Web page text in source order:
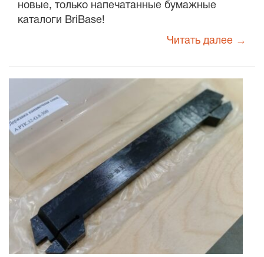
новые, только напечатанные бумажные
каталоги BriBase!
Читать далее →